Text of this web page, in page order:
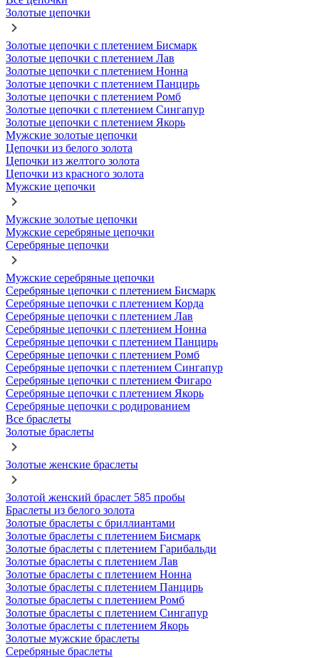
Золотые цепочки
Золотые цепочки с плетением Бисмарк
Золотые цепочки с плетением Лав
Золотые цепочки с плетением Нонна
Золотые цепочки с плетением Панцирь
Золотые цепочки с плетением Ромб
Золотые цепочки с плетением Сингапур
Золотые цепочки с плетением Якорь
Мужские золотые цепочки
Цепочки из белого золота
Цепочки из желтого золота
Цепочки из красного золота
Мужские цепочки
Мужские золотые цепочки
Мужские серебряные цепочки
Серебряные цепочки
Мужские серебряные цепочки
Серебряные цепочки с плетением Бисмарк
Серебряные цепочки с плетением Корда
Серебряные цепочки с плетением Лав
Серебряные цепочки с плетением Нонна
Серебряные цепочки с плетением Панцирь
Серебряные цепочки с плетением Ромб
Серебряные цепочки с плетением Сингапур
Серебряные цепочки с плетением Фигаро
Серебряные цепочки с плетением Якорь
Серебряные цепочки с родированием
Все браслеты
Золотые браслеты
Золотые женские браслеты
Золотой женский браслет 585 пробы
Браслеты из белого золота
Золотые браслеты с бриллиантами
Золотые браслеты с плетением Бисмарк
Золотые браслеты с плетением Гарибальди
Золотые браслеты с плетением Лав
Золотые браслеты с плетением Нонна
Золотые браслеты с плетением Панцирь
Золотые браслеты с плетением Ромб
Золотые браслеты с плетением Сингапур
Золотые браслеты с плетением Якорь
Золотые мужские браслеты
Серебряные браслеты